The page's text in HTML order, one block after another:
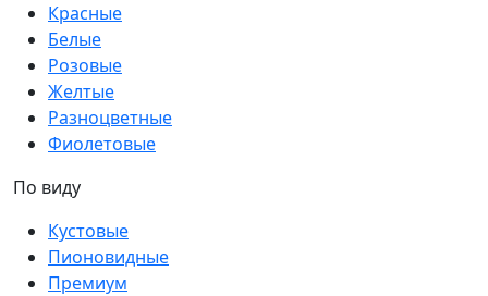
Красные
Белые
Розовые
Желтые
Разноцветные
Фиолетовые
По виду
Кустовые
Пионовидные
Премиум